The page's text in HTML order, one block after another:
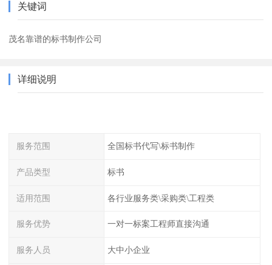
关键词
茂名靠谱的标书制作公司
详细说明
服务范围 全国标书代写\标书制作
产品类型 标书
适用范围 各行业服务类\采购类\工程类
服务优势 一对一标案工程师直接沟通
服务人员 大中小企业